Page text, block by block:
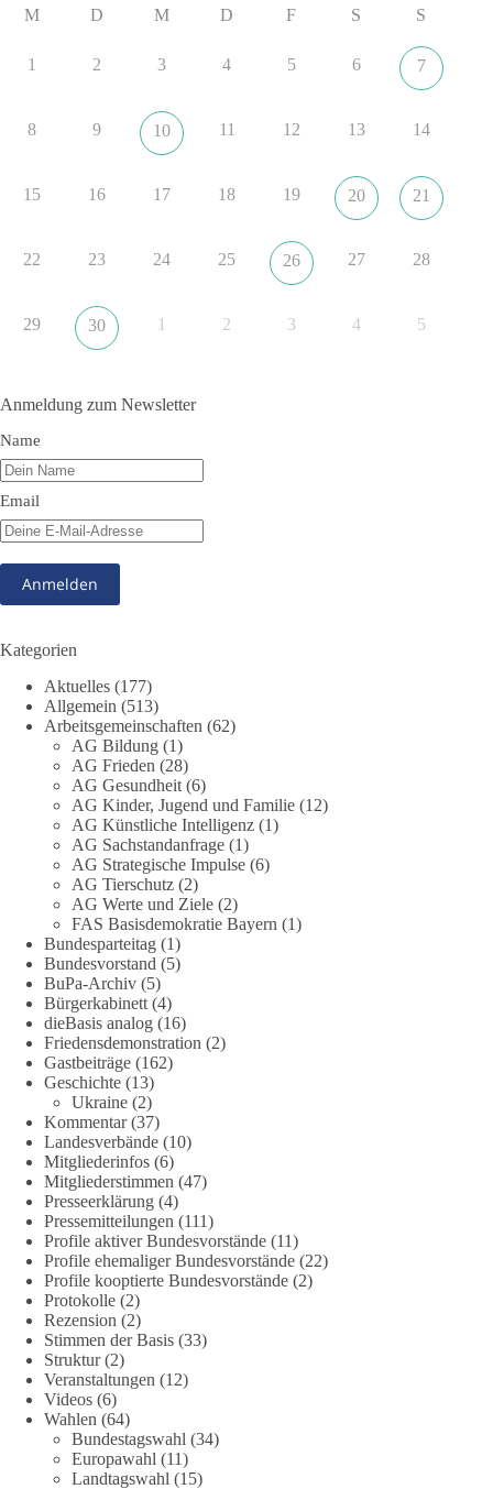
aus der NATO. Ein Gipfel, der mehr nach Rüstungsdeal als
nach Friedenspolitik klingt, wird niemals Sicherheit schaffen,
https://www.tagesschau.de/ausland/asien/nato-
#Sicherheit
DieBasis
Grundrechte der Natur – ein Angriff auf das Grundgesetz?
Im Politischen Frühschoppen diskutieren die Teilnehmer das
Verhältnis von Mensch, Natur und Grundgesetz.
Beitrag der AG Strategische Impulse
Kann die Natur Träger eigener Grundrechte sein? Oder würde
beschäftigte sich die Teilnehmer des Politischen
Referent Frank Bothmann stellte die These auf, dass die
derzeit in Teilen der Umweltbewegung diskutierten
„Grundrechte der Natur“ weit über klassischen Naturschutz
hinausreichen und grundlegende Fragen zum Menschenbild,
zum Rechtsstaat und zur Demokratie aufwerfen. [...]
👉 Hier weiterlesen:https://diebasis-
partei.de/2026/07/grundrechte-der-natur-ein-angriff-auf-das-
grundgesetz/
🟩🟩🟦🟦🟥🟥🟧🟧
Es ging weniger um fertige Antworten als um eine Debatte
darüber, wie Freiheit, Verantwortung, Naturschutz und
Grundrechte in einer demokratischen Gesellschaft künftig
miteinander in Einklang gebracht werden können.
#dieBasis #natur #grundrechte
38 7 8
DieBasis
1 Tag zuvor
Jetzt dieBasis Sachsen-Anhalt unterstützen!
Die Landtagswahl 2026 in Sachsen-Anhalt findet am 6.
September statt. Die Inhalte stehen – jetzt müssen sie gesehen,
geteilt und diskutiert werden.
Folge unseren Kanälen:
Facebook:
https://www.facebook.com/groups/diebasissachsenanhalt/
M D M D F S S
1 2 3 4 5 6 7
8 9 10 11 12 13 14
15 16 17 18 19 20 21
22 23 24 25 26 27 28
29 30 1 2 3 4 5
Anmeldung zum Newsletter
Name
Email
Kategorien
Aktuelles (177)
Allgemein (513)
Arbeitsgemeinschaften (62)
AG Bildung (1)
AG Frieden (28)
AG Gesundheit (6)
AG Kinder, Jugend und Familie (12)
AG Künstliche Intelligenz (1)
AG Sachstandanfrage (1)
AG Strategische Impulse (6)
AG Tierschutz (2)
AG Werte und Ziele (2)
FAS Basisdemokratie Bayern (1)
Bundesparteitag (1)
Bundesvorstand (5)
BuPa-Archiv (5)
Bürgerkabinett (4)
dieBasis analog (16)
Friedensdemonstration (2)
Gastbeiträge (162)
Geschichte (13)
Ukraine (2)
Kommentar(37)
Landesverbände (10)
Mitgliederinfos (6)
Mitgliederstimmen (47)
Presseerklärung (4)
Pressemitteilungen (111)
Profile aktiver Bundesvorstände (11)
Profile ehemaliger Bundesvorstände (22)
Profile kooptierte Bundesvorstände (2)
Protokolle (2)
Rezension (2)
Stimmen der Basis (33)
Struktur(2)
Veranstaltungen (12)
Videos (6)
Wahlen (64)
Bundestagswahl (34)
Europawahl (11)
Landtagswahl (15)